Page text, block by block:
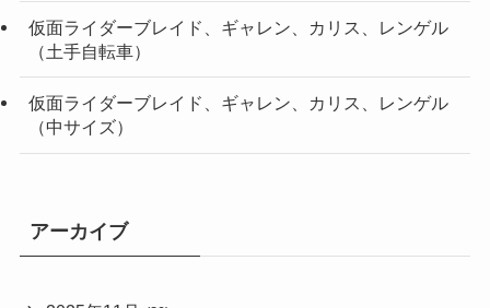
仮面ライダーブレイド、ギャレン、カリス、レンゲル
（土手自転車）
仮面ライダーブレイド、ギャレン、カリス、レンゲル
（中サイズ）
アーカイブ